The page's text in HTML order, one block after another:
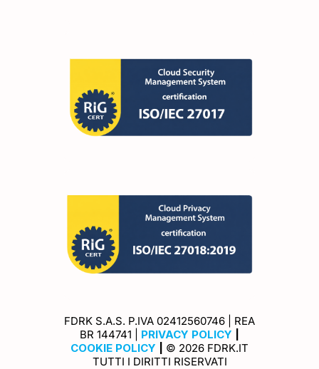
FDRK S.A.S. P.IVA 02412560746 | REA
BR 144741 |
PRIVACY POLICY
COOKIE POLICY
© 2026 FDRK.IT
TUTTI I DIRITTI RISERVATI
Privacy Policy